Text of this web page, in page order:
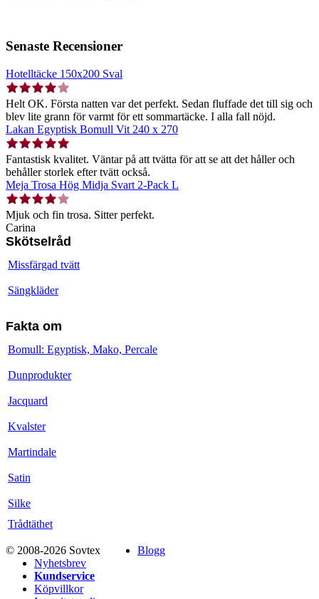
Senaste Recensioner
Hotelltäcke 150x200 Sval
Helt OK. Första natten var det perfekt. Sedan fluffade det till sig och
blev lite grann för varmt för ett sommartäcke. I alla fall nöjd.
Lakan Egyptisk Bomull Vit 240 x 270
Fantastisk kvalitet. Väntar på att tvätta för att se att det håller och
behåller storlek efter tvätt också.
Meja Trosa Hög Midja Svart 2-Pack L
Mjuk och fin trosa. Sitter perfekt.
Carina
Skötselråd
Missfärgad tvätt
Sängkläder
Fakta om
Bomull: Egyptisk, Mako, Percale
Dunprodukter
Jacquard
Kvalster
Martindale
Satin
Silke
Trådtäthet
© 2008-2026 Sovtex
Blogg
Nyhetsbrev
Kundservice
Köpvillkor